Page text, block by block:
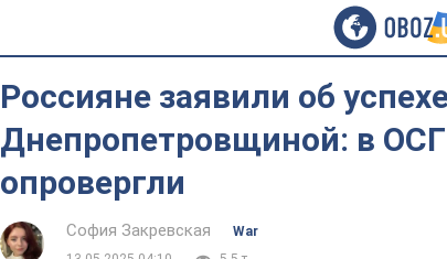
Россияне заявили об
Днепропетровщиной: в
опровергли
София Закревская
War